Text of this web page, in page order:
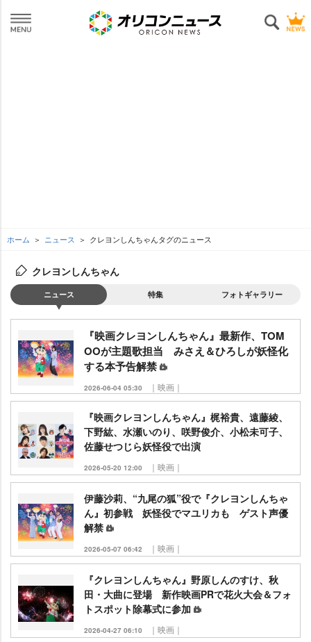
ホーム ニュース クレヨンしんちゃんタグのニュース
クレヨンしんちゃん
ニュース 特集 フォトギャラリー
『映画クレヨンしんちゃん』最新作、TOM
OOが主題歌担当 みさえ＆ひろしが妖怪化
する本予告解禁
2026-06-04 05:30 ｜映画｜
『映画クレヨンしんちゃん』梶裕貴、遠藤綾、
下野紘、水瀬いのり、咲野俊介、小松未可子、
佐藤せつじら妖怪役で出演
2026-05-20 12:00 ｜映画｜
伊藤沙莉、“九尾の狐”役で『クレヨンしんちゃ
ん』初参戦 妖怪役でマユリカも ゲスト声優
解禁
2026-05-07 06:42 ｜映画｜
『クレヨンしんちゃん』野原しんのすけ、秋
田・大曲に登場 新作映画PRで花火大会＆フォ
トスポット除幕式に参加
2026-04-27 06:10 ｜映画｜